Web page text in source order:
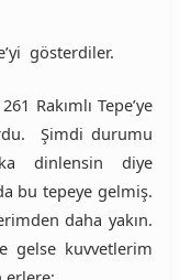
gösterdiler.
Rakımlı Tepe’ye
Şimdi durumu
dinlensin diye
bu tepeye gelmiş.
daha yakın.
gelse kuvvetlerim